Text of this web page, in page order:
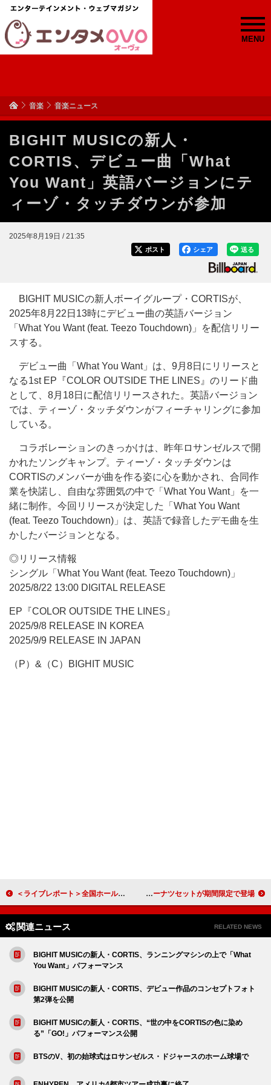
MENU
音楽 音楽ニュース
BIGHIT MUSICの新人・
CORTIS、デビュー曲「What
You Want」英語バージョンにテ
ィーゾ・タッチダウンが参加
2025年8月19日 / 21:35
送る
シェア
ポスト
BIGHIT MUSICの新人ボーイグループ・CORTISが、
2025年8月22日13時にデビュー曲の英語バージョン
「What You Want (feat. Teezo Touchdown)」を配信リリー
スする。
デビュー曲「What You Want」は、9月8日にリリースと
なる1st EP『COLOR OUTSIDE THE LINES』のリード曲
として、8月18日に配信リリースされた。英語バージョン
では、ティーゾ・タッチダウンがフィーチャリングに参加
している。
コラボレーションのきっかけは、昨年ロサンゼルスで開
かれたソングキャンプ。ティーゾ・タッチダウンは
CORTISのメンバーが曲を作る姿に心を動かされ、合同作
業を快諾し、自由な雰囲気の中で「What You Want」を一
緒に制作。今回リリースが決定した「What You Want
(feat. Teezo Touchdown)」は、英語で録音したデモ曲を生
かしたバージョンとなる。
◎リリース情報
シングル「What You Want (feat. Teezo Touchdown)」
2025/8/22 13:00 DIGITAL RELEASE
EP『COLOR OUTSIDE THE LINES』
2025/9/8 RELEASE IN KOREA
2025/9/9 RELEASE IN JAPAN
（P）&（C）BIGHIT MUSIC
＜ライブレポート＞全国ホールツアーを経て、大橋トリオ流アンプラグドで魅せた【our gold After party”】 最新作『MONO-POLY』の楽曲も披露 TWICE×「I'm donut ？」コラボドーナツセットが期間限定で登場
関連ニュース RELATED NEWS
BIGHIT MUSICの新人・CORTIS、ランニングマシンの上で「What
You Want」パフォーマンス
BIGHIT MUSICの新人・CORTIS、デビュー作品のコンセプトフォト
第2弾を公開
BIGHIT MUSICの新人・CORTIS、“世の中をCORTISの色に染め
る”「GO!」パフォーマンス公開
BTSのV、初の始球式はロサンゼルス・ドジャースのホーム球場で